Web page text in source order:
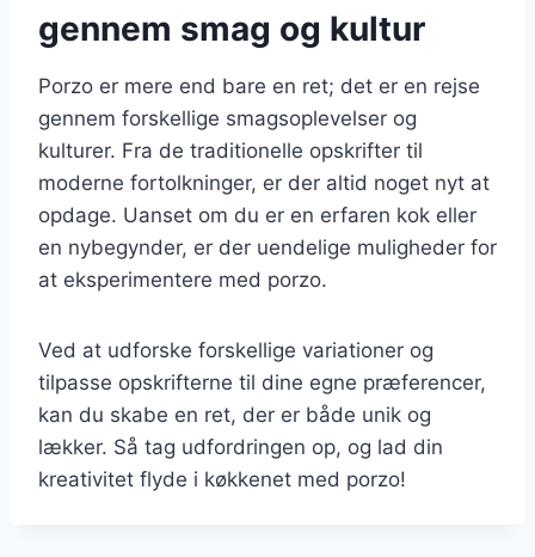
gennem smag og kultur
Porzo er mere end bare en ret; det er en rejse
gennem forskellige smagsoplevelser og
kulturer. Fra de traditionelle opskrifter til
moderne fortolkninger, er der altid noget nyt at
opdage. Uanset om du er en erfaren kok eller
en nybegynder, er der uendelige muligheder for
at eksperimentere med porzo.
Ved at udforske forskellige variationer og
tilpasse opskrifterne til dine egne præferencer,
kan du skabe en ret, der er både unik og
lækker. Så tag udfordringen op, og lad din
kreativitet flyde i køkkenet med porzo!